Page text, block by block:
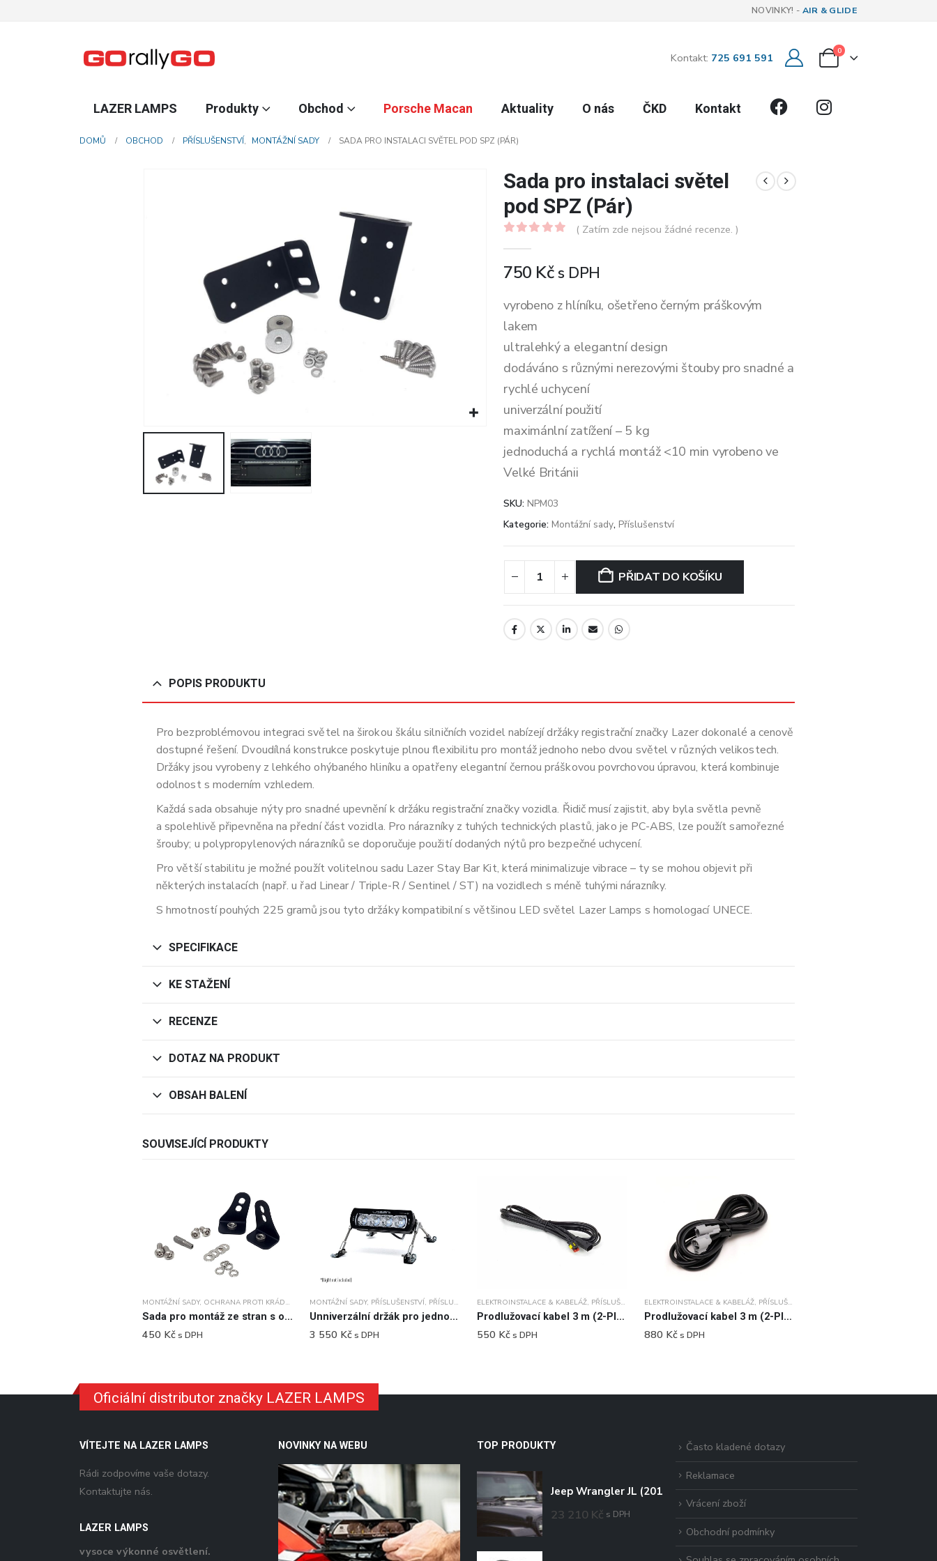
NOVINKY! - AIR & GLIDE
Kontakt: 725 691 591
0
LAZER LAMPS Produkty Obchod Porsche Macan Aktuality O nás ČKD Kontakt Facebook
DOMŮ OBCHOD PŘÍSLUŠENSTVÍ, MONTÁŽNÍ SADY SADA PRO INSTALACI SVĚTEL POD SPZ (PÁR)
Sada pro instalaci světel
pod SPZ (Pár)
( Zatím zde nejsou žádné recenze. )
750 Kčs DPH
vyrobeno z hlíníku, ošetřeno černým práškovým
lakem
ultralehký a elegantní design
dodáváno s různými nerezovými štouby pro snadné a
rychlé uchycení
univerzální použití
maximánlní zatížení – 5 kg
jednoduchá a rychlá montáž <10 min vyrobeno ve
Velké Británii
SKU: NPM03
Kategorie: Montážní sady, Příslušenství
PŘIDAT DO KOŠÍKU
POPIS PRODUKTU
Pro bezproblémovou integraci světel na širokou škálu silničních vozidel nabízejí držáky registrační značky Lazer dokonalé a cenově
dostupné řešení. Dvoudílná konstrukce poskytuje plnou flexibilitu pro montáž jednoho nebo dvou světel v různých velikostech.
Držáky jsou vyrobeny z lehkého ohýbaného hliníku a opatřeny elegantní černou práškovou povrchovou úpravou, která kombinuje
odolnost s moderním vzhledem.
Každá sada obsahuje nýty pro snadné upevnění k držáku registrační značky vozidla. Řidič musí zajistit, aby byla světla pevně
a spolehlivě připevněna na přední část vozidla. Pro nárazníky z tuhých technických plastů, jako je PC-ABS, lze použít samořezné
šrouby; u polypropylenových nárazníků se doporučuje použití dodaných nýtů pro bezpečné uchycení.
Pro větší stabilitu je možné použít volitelnou sadu Lazer Stay Bar Kit, která minimalizuje vibrace – ty se mohou objevit při
některých instalacích (např. u řad Linear / Triple-R / Sentinel / ST) na vozidlech s méně tuhými nárazníky.
S hmotností pouhých 225 gramů jsou tyto držáky kompatibilní s většinou LED světel Lazer Lamps s homologací UNECE.
SPECIFIKACE
KE STAŽENÍ
RECENZE
DOTAZ NA PRODUKT
OBSAH BALENÍ
SOUVISEJÍCÍ PRODUKTY
MONTÁŽNÍ SADY, OCHRANA PROTI KRÁDEŽI PŘÍSLUŠENSTVÍ
Sada pro montáž ze stran s ochranou proti krádeži (Linear)
450 Kčs DPH
MONTÁŽNÍ SADY, PŘÍSLUŠENSTVÍ, PŘÍSLUŠENSTVÍ
Unniverzální držák pro jedno světlo
3 550 Kčs DPH
ELEKTROINSTALACE & KABELÁŽ, PŘÍSLUŠENSTVÍ
Prodlužovací kabel 3 m (2-PIN, SUPERSEAL)
550 Kčs DPH
ELEKTROINSTALACE & KABELÁŽ, PŘÍSLUŠENSTVÍ
Prodlužovací kabel 3 m (2-PIN, ECONOSEAL)
880 Kčs DPH
Oficiální distributor značky LAZER LAMPS
VÍTEJTE NA LAZER LAMPS
Rádi zodpovíme vaše dotazy.
Kontaktujte nás.
LAZER LAMPS
vysoce výkonné osvětlení.
NOVINKY NA WEBU TOP PRODUKTY
23 210 Kč s DPH
Často kladené dotazy
Reklamace
Vrácení zboží
Obchodní podmínky